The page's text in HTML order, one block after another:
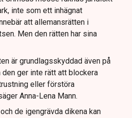
inte som ett inhägnat
att allemansrätten i
Men den rätten har sina
är grundlagsskyddad även på
ger inte rätt att blockera
eller förstöra
Anna-Lena Mann.
de igengrävda dikena kan